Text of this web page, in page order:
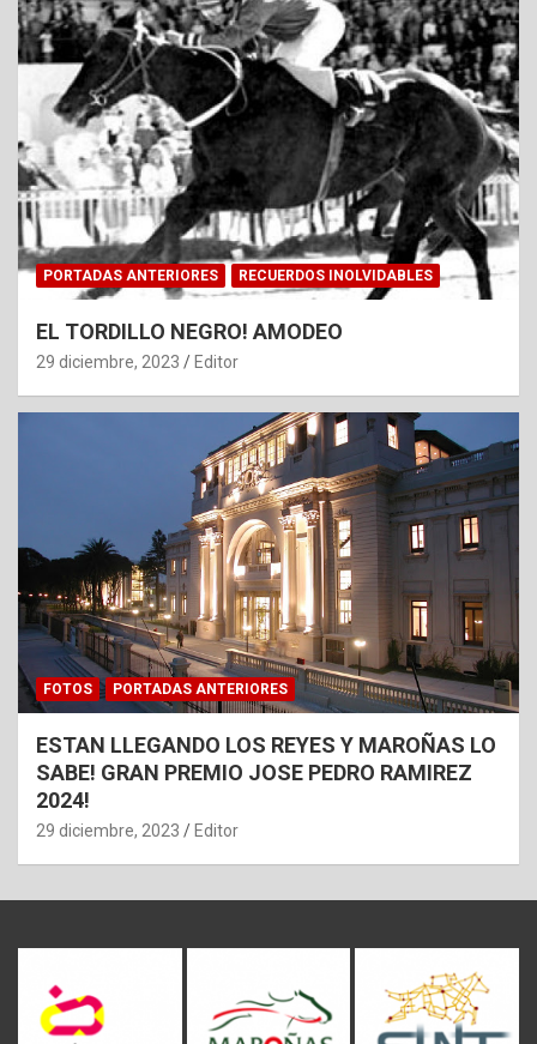
PORTADAS ANTERIORES RECUERDOS INOLVIDABLES
EL TORDILLO NEGRO! AMODEO
29 diciembre, 2023 Editor
FOTOS PORTADAS ANTERIORES
ESTAN LLEGANDO LOS REYES Y MAROÑAS LO
SABE! GRAN PREMIO JOSE PEDRO RAMIREZ
2024!
29 diciembre, 2023 Editor